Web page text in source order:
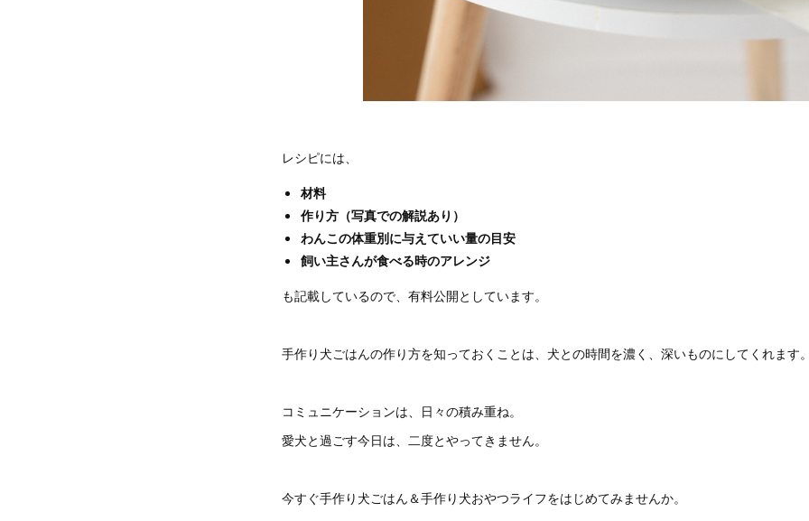
レシピには、
材料
作り方（写真での解説あり）
わんこの体重別に与えていい量の目安
飼い主さんが食べる時のアレンジ
も記載しているので、有料公開としています。
手作り犬ごはんの作り方を知っておくことは、犬との時間を濃く、深いものにしてくれます
コミュニケーションは、日々の積み重ね。
愛犬と過ごす今日は、二度とやってきません。
今すぐ手作り犬ごはん＆手作り犬おやつライフをはじめてみませんか。